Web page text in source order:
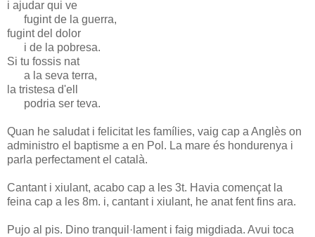
i ajudar qui ve
fugint de la guerra,
fugint del dolor
i de la pobresa.
Si tu fossis nat
a la seva terra,
la tristesa d'ell
podria ser teva.
Quan he saludat i felicitat les famílies, vaig cap a Anglès on
administro el baptisme a en Pol. La mare és hondurenya i
parla perfectament el català.
Cantant i xiulant, acabo cap a les 3t. Havia començat la
feina cap a les 8m. i, cantant i xiulant, he anat fent fins ara.
Pujo al pis. Dino tranquil·lament i faig migdiada. Avui toca